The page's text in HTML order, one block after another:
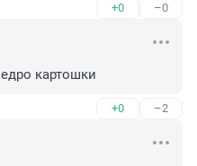
+0 –0
картошки
+0 –2